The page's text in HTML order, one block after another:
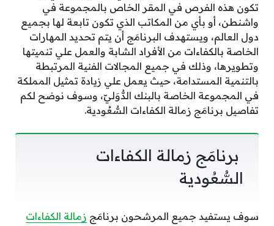
تكون هذه الفرص في المقر الخاص بالمجموعة في
واشنطن، أو بأي من المكاتب الذي تكون تابعة لها بجميع
دول العالم، ويستهدف البرنامَج أن يتم تحديد المهارات
الخاصة بالكفاءات من الأفراد الشابة والعمل علي تنميتها
وتطويرها، وذلك في جميع المجالات الفنية المرتبطة
بالتنمية المستدامة، حيث يعمل علي زيادة تمثيل المملكة
في المجموعة الخاصة بالبنك الدُّوَليّ، وسوف نوضح لكم
تفاصيل برنامَج زمالة الكفاءات السُّعُودية.
برنامَج زمالة الكفاءات
السُّعُودية
سوف يستفيد جميع المرشحون برنامَج زمالة الكفاءات